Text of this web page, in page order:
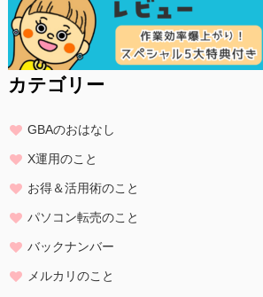
カテゴリー
GBAのおはなし
X運用のこと
お得＆活用術のこと
パソコン転売のこと
バックナンバー
メルカリのこと